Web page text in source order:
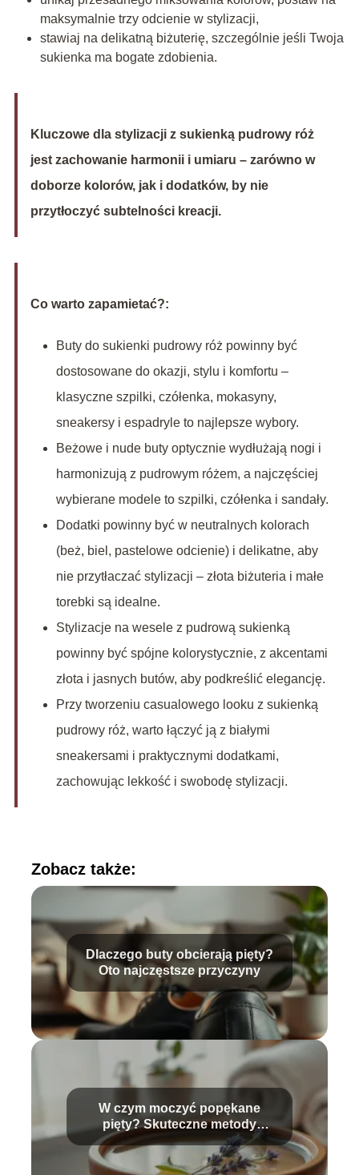
maksymalnie trzy odcienie w stylizacji,
stawiaj na delikatną biżuterię, szczególnie jeśli Twoja
sukienka ma bogate zdobienia.
Kluczowe dla stylizacji z sukienką pudrowy róż
jest zachowanie harmonii i umiaru – zarówno w
doborze kolorów, jak i dodatków, by nie
przytłoczyć subtelności kreacji.
Co warto zapamietać?:
Buty do sukienki pudrowy róż powinny być
dostosowane do okazji, stylu i komfortu –
klasyczne szpilki, czółenka, mokasyny,
sneakersy i espadryle to najlepsze wybory.
Beżowe i nude buty optycznie wydłużają nogi i
harmonizują z pudrowym różem, a najczęściej
wybierane modele to szpilki, czółenka i sandały.
Dodatki powinny być w neutralnych kolorach
(beż, biel, pastelowe odcienie) i delikatne, aby
nie przytłaczać stylizacji – złota biżuteria i małe
torebki są idealne.
Stylizacje na wesele z pudrową sukienką
powinny być spójne kolorystycznie, z akcentami
złota i jasnych butów, aby podkreślić elegancję.
Przy tworzeniu casualowego looku z sukienką
pudrowy róż, warto łączyć ją z białymi
sneakersami i praktycznymi dodatkami,
zachowując lekkość i swobodę stylizacji.
Zobacz także:
Dlaczego buty obcierają pięty?
Oto najczęstsze przyczyny
W czym moczyć popękane
pięty? Skuteczne metody
pielęgnacji